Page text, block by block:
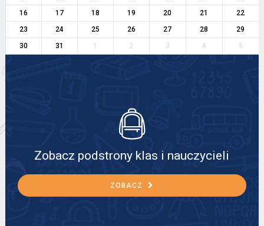
16
17 18 19 20 21
22
23
24 25 26 27 28
29
30
31 1 2 3 4 5
Zobacz podstrony klas i nauczycieli
ZOBACZ